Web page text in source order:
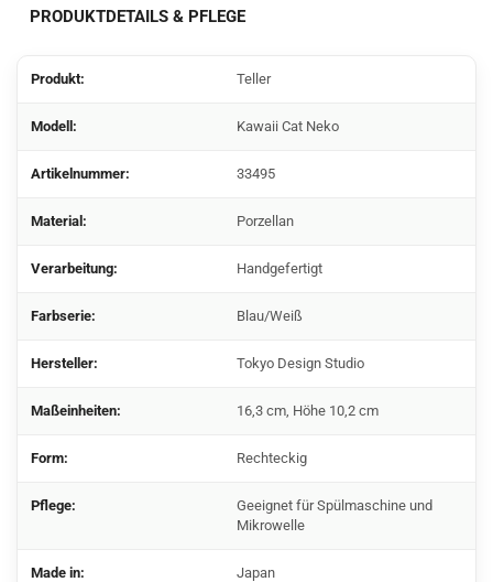
PRODUKTDETAILS & PFLEGE
Produkt: Teller
Modell: Kawaii Cat Neko
Artikelnummer: 33495
Material: Porzellan
Verarbeitung: Handgefertigt
Farbserie: Blau/Weiß
Hersteller: Tokyo Design Studio
Maßeinheiten: 16,3 cm, Höhe 10,2 cm
Form: Rechteckig
Pflege:
Geeignet für Spülmaschine und
Mikrowelle
Made in: Japan